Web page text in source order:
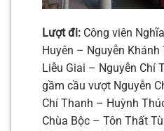
Lượt đi: Công viên
Huyên – Nguyễn
Liễu Giai – Nguyễn Chí
gầm cầu vượt Nguyễn
Chí Thanh – Huỳnh
Chùa Bộc – Tôn Thất